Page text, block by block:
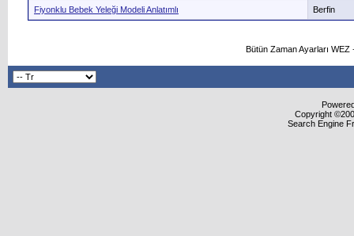
Fiyonklu Bebek Yeleği Modeli Anlatımlı Berfin
Bütün Zaman Ayarları
Copyright
Search Engine